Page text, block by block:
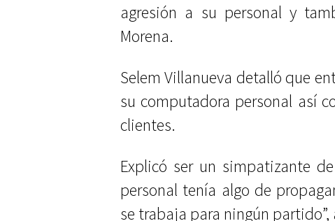
agresión a su personal y
Morena.
Selem Villanueva detalló que
su computadora personal así
clientes.
Explicó ser un simpatizante
personal tenía algo de
se trabaja para ningún partido”,